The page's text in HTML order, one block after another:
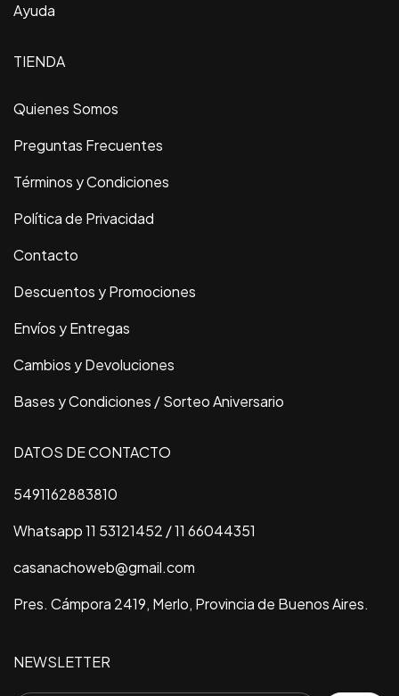
Ayuda
TIENDA
Quienes Somos
Preguntas Frecuentes
Términos y Condiciones
Política de Privacidad
Contacto
Descuentos y Promociones
Envíos y Entregas
Cambios y Devoluciones
Bases y Condiciones / Sorteo Aniversario
DATOS DE CONTACTO
5491162883810
Whatsapp 11 53121452 / 11 66044351
casanachoweb@gmail.com
Pres. Cámpora 2419, Merlo, Provincia de Buenos Aires.
NEWSLETTER